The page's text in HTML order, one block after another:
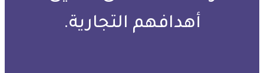
أهدافهم التجارية.